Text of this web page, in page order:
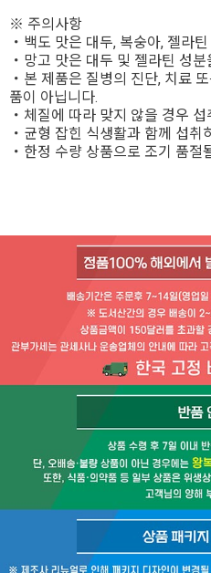
※ 주의사항
・백도 맛은 대두, 복숭아, 젤라
・망고 맛은 대두 및 젤라틴 성
・본 제품은 질병의 진단, 치료
품이 아닙니다.
・체질에 따라 맞지 않을 경우
・균형 잡힌 식생활과 함께 섭취
・한정 수량 상품으로 조기 품절